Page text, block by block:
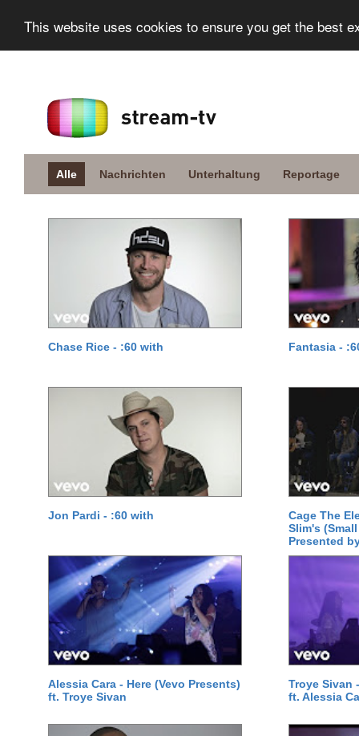
This website uses cookies to ensure you get the best
Alle Nachrichten Unterhaltung Reportage
Chase Rice - :60 with Fantasia -
Jon Pardi - :60 with
Cage The
Slim's
Presented
Alessia Cara - Here (Vevo Presents)
ft. Troye Sivan
Troye Sivan
ft. Alessia